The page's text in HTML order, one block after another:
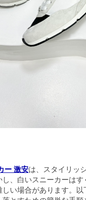
ー 激安は、スタイリッ
し、白いスニーカーは
しい場合があります。